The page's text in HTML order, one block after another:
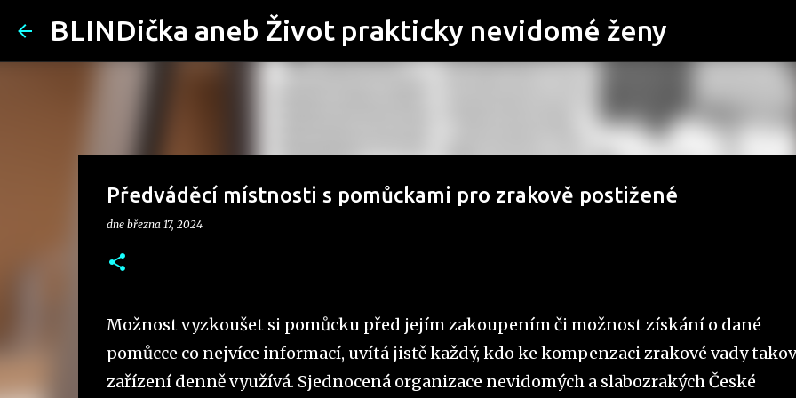
Přeskočit na hlavní obsah
BLINDička aneb Život prakticky nevidomé ženy
Předváděcí místnosti s pomůckami pro zrakově postižené
dne března 17, 2024
Možnost vyzkoušet si pomůcku před jejím zakoupením či možnost získání o dané
pomůcce co nejvíce informací, uvítá jistě každý, kdo ke kompenzaci zrakové vady
zařízení denně využívá. Sjednocená organizace nevidomých a slabozrakých České